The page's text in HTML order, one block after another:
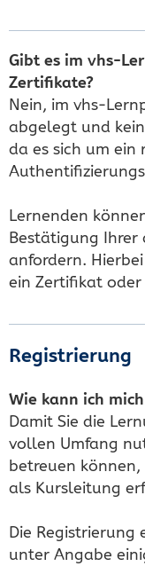
Gibt es im vhs-
Zertifikate?
Nein, im vhs-
abgelegt und
da es sich um
Lernenden
Bestätigung
anfordern.
ein Zertifikat oder
Registrierung
Wie kann ich
Damit Sie die
vollen Umfang
betreuen
als Kursleitung
Die
unter Angabe